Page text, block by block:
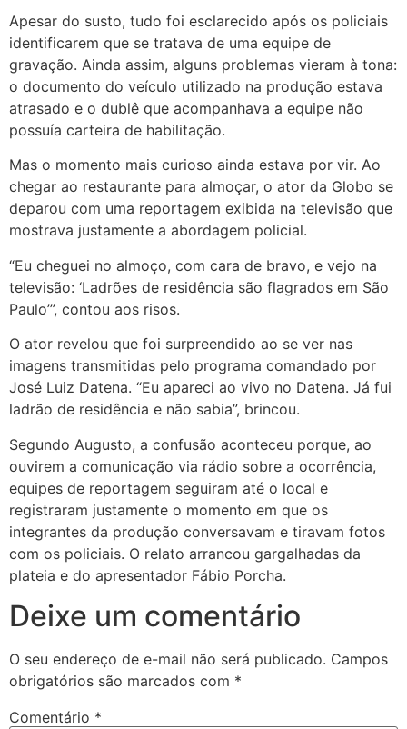
Apesar do susto, tudo foi esclarecido após os policiais
identificarem que se tratava de uma equipe de
gravação. Ainda assim, alguns problemas vieram à tona:
o documento do veículo utilizado na produção estava
atrasado e o dublê que acompanhava a equipe não
possuía carteira de habilitação.
Mas o momento mais curioso ainda estava por vir. Ao
chegar ao restaurante para almoçar, o ator da Globo se
deparou com uma reportagem exibida na televisão que
mostrava justamente a abordagem policial.
“Eu cheguei no almoço, com cara de bravo, e vejo na
televisão: ‘Ladrões de residência são flagrados em São
Paulo’”, contou aos risos.
O ator revelou que foi surpreendido ao se ver nas
imagens transmitidas pelo programa comandado por
José Luiz Datena. “Eu apareci ao vivo no Datena. Já fui
ladrão de residência e não sabia”, brincou.
Segundo Augusto, a confusão aconteceu porque, ao
ouvirem a comunicação via rádio sobre a ocorrência,
equipes de reportagem seguiram até o local e
registraram justamente o momento em que os
integrantes da produção conversavam e tiravam fotos
com os policiais. O relato arrancou gargalhadas da
plateia e do apresentador Fábio Porcha.
Deixe um comentário
O seu endereço de e-mail não será publicado. Campos
obrigatórios são marcados com *
Comentário *